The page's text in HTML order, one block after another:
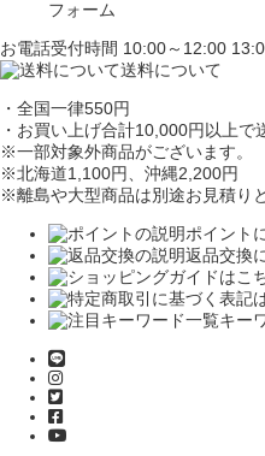
フォーム
お電話受付時間 10:00～12:00
送料について
・全国一律550円
・お買い上げ合計10,000円 以上で
※一部対象外商品がございます。
※北海道1,100円、沖縄2,200円
※離島や大型商品は別途お見積り
ポイント
返品交換
キー